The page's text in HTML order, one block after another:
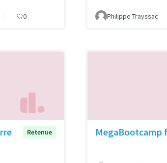
0 Philippe Trayssac
Retenue MegaBootcamp